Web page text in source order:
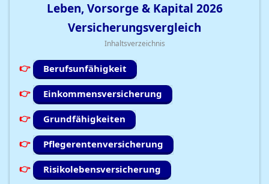
Leben, Vorsorge & Kapital 2026
Versicherungsvergleich
Inhaltsverzeichnis
Berufsunfähigkeit
Einkommensversicherung
Grundfähigkeiten
Pflegerentenversicherung
Risikolebensversicherung